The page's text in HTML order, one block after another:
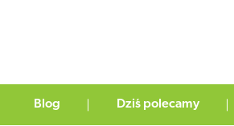
Blog Dziś polecamy